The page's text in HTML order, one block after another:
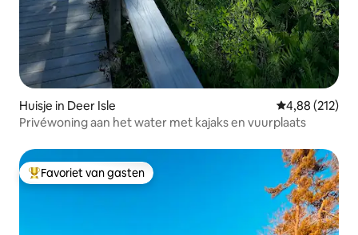
Huisje in Deer Isle Gemiddelde
4,88 (212)
Privéwoning aan het water met kajaks en vuurplaats
Topfavoriet van gasten
Favoriet van gasten